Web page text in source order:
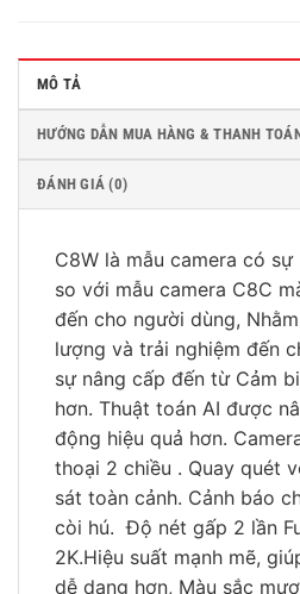
MÔ TẢ
HƯỚNG DẪN MUA HÀNG & THANH
ĐÁNH GIÁ (0)
C8W là mẫu camera có
so với mẫu camera C8C
đến cho người dùng,
lượng và trải nghiệm đến
sự nâng cấp đến từ Cảm
hơn. Thuật toán AI được
động hiệu quả hơn.
thoại 2 chiều . Quay quét
sát toàn cảnh. Cảnh báo
còi hú. Độ nét gấp 2 lần
2K.Hiệu suất mạnh mẽ,
dễ dang hơn, Màu sắc